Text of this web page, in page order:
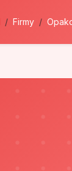
Firmy